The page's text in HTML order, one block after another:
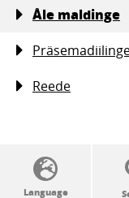
Åle maldinge
Reede
SSW politics